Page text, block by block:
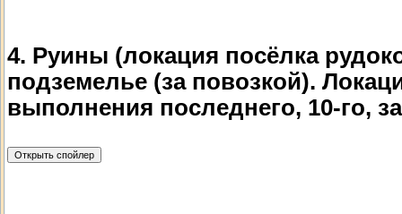
4. Руины (локация посёлка
подземелье (за повозкой).
выполнения последнего, 10-го,